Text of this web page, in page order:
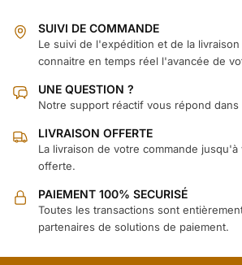
SUIVI DE COMMANDE
Le suivi de l'expédition et de la
connaitre en temps réel l'avancée de
UNE QUESTION ?
Notre support réactif vous répond
LIVRAISON OFFERTE
La livraison de votre commande
offerte.
PAIEMENT 100% SECURISÉ
Toutes les transactions sont
partenaires de solutions de paiement.